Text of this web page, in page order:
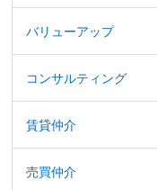
バリューアップ
コンサルティング
賃貸仲介
売買仲介